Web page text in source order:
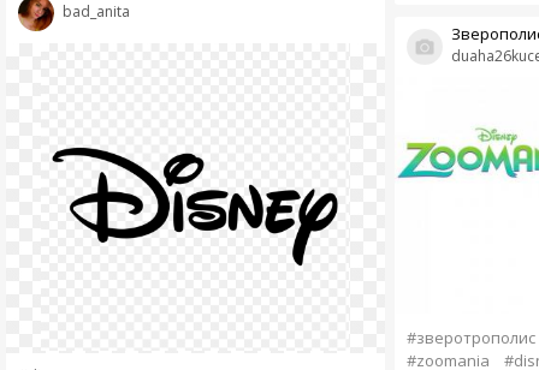
bad_anita
#зверотрополис
#zoomania